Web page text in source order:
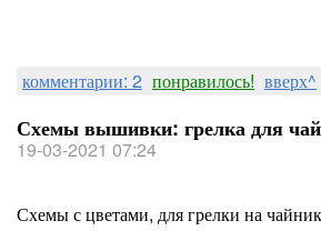
комментарии: 2 понравилось! вверх^
Схемы вышивки: грелка для
19-03-2021 07:24
Схемы с цветами, для грелки на